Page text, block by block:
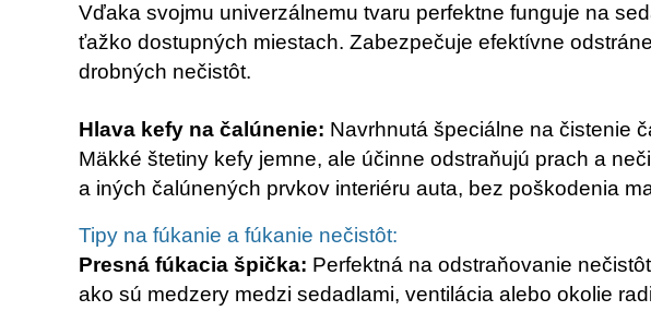
Vďaka svojmu univerzálnemu tvaru perfektne funguje na
ťažko dostupných miestach. Zabezpečuje efektívne
drobných nečistôt.
Hlava kefy na čalúnenie: Navrhnutá špeciálne na čistenie
Mäkké štetiny kefy jemne, ale účinne odstraňujú prach a
a iných čalúnených prvkov interiéru auta, bez poškodenia
Tipy na fúkanie a fúkanie nečistôt:
Presná fúkacia špička: Perfektná na odstraňovanie
ako sú medzery medzi sedadlami, ventilácia alebo okolie